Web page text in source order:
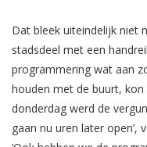
Dat bleek uiteindelijk niet
stadsdeel met een
programmering wat aan
houden met de buurt,
donderdag werd de
gaan nu uren later open’,